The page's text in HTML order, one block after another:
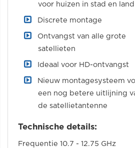
voor huizen in stad en land
Discrete montage
Ontvangst van alle grote
satellieten
Ideaal voor HD-ontvangst
Nieuw montagesysteem
een nog betere uitlijning
de satellietantenne
Technische details:
Frequentie 10.7 - 12.75 GHz